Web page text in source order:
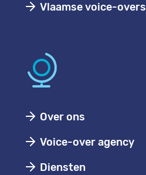
Vlaamse voice-overs
Over ons
Voice-over agency
Diensten